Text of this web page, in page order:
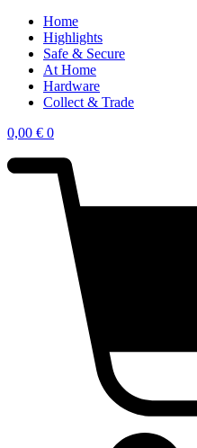
Home
Highlights
Safe & Secure
At Home
Hardware
Collect & Trade
0,00 € 0